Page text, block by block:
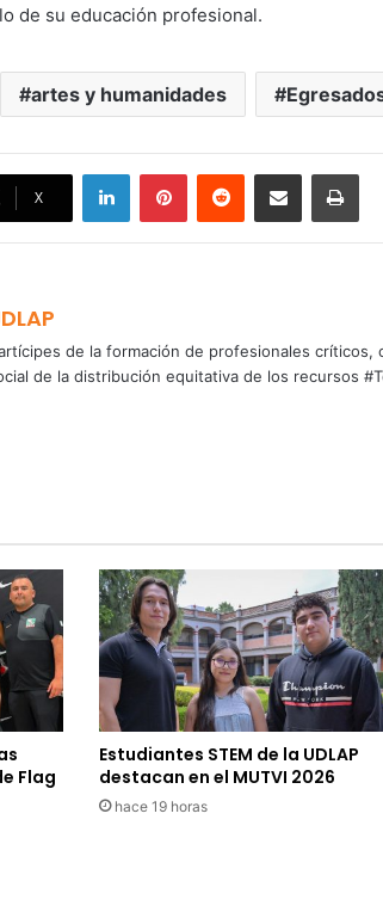
de su educación profesional.
artes y humanidades
X
LinkedInPinterestReddit Share via Email Print
de la formación de profesionales
de la distribución equitativa de los recursos
Flag
Estudiantes STEM de la UDLAP
destacan en el MUTVI 2026
hace 19 horas